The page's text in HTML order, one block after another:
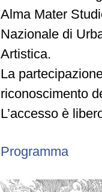
Alma Mater
Nazionale di
Artistica.
La
riconoscimento
L’accesso è
Programma